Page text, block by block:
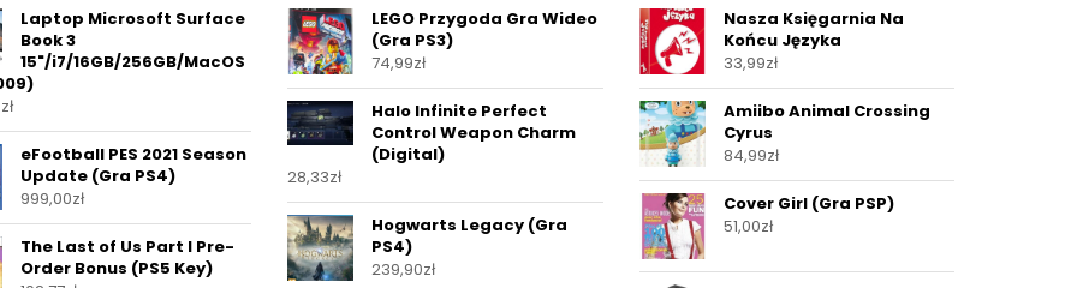
Laptop Microsoft Surface
Book 3
15"/i7/16GB/256GB/MacOS
zł
eFootball PES 2021 Season
Update (Gra PS4)
999,00zł
The Last of Us Part I Pre-
Order Bonus (PS5 Key)
LEGO Przygoda Gra Wideo
(Gra PS3)
74,99zł
Halo Infinite Perfect
Control Weapon Charm
(Digital)
28,33zł
Hogwarts Legacy (Gra
PS4)
239,90zł
Nasza Księgarnia Na
Końcu Języka
33,99zł
Amiibo Animal Crossing
Cyrus
84,99zł
Cover Girl (Gra PSP)
51,00zł